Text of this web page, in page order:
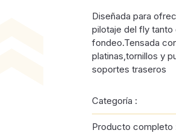
Diseñada para
pilotaje del fly tanto
fondeo.Tensada
platinas,tornillos y
soportes traseros
Categoría :
Producto completo